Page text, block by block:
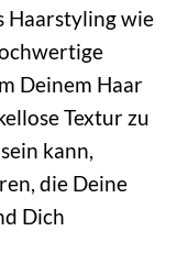
Haarstyling wie
Deinem Haar
Textur zu
kann,
die Deine
Dich